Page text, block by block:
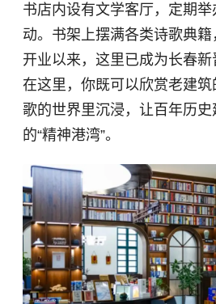
书店内设有文学客厅，定期
动。书架上摆满各类诗歌典籍
开业以来，这里已成为长春新
在这里，你既可以欣赏老建
歌的世界里沉浸，让百年历
的“精神港湾”。